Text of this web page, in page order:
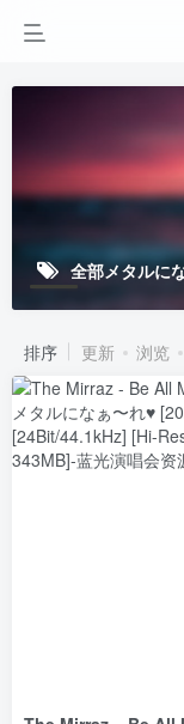
全部メタルに
排序 更新 浏览